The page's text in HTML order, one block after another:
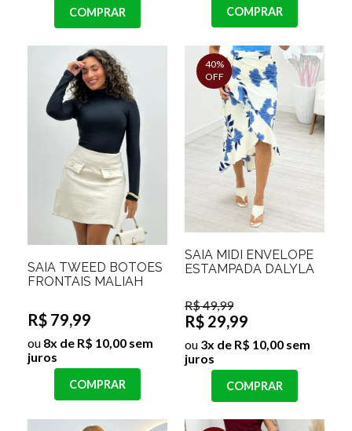
COMPRAR COMPRAR
SAIA TWEED BOTÕES
FRONTAIS MALIAH
R$ 79,99
ou 8x de R$ 10,00 sem
juros
COMPRAR
40%
OFF
SAIA MIDI ENVELOPE
ESTAMPADA DALYLA
R$ 49,99
R$ 29,99
ou 3x de R$ 10,00 sem
juros
COMPRAR